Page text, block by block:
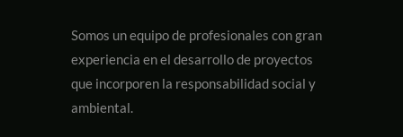
Somos un equipo de profesionales con gran
experiencia en el desarrollo de proyectos
que incorporen la responsabilidad social y
ambiental.